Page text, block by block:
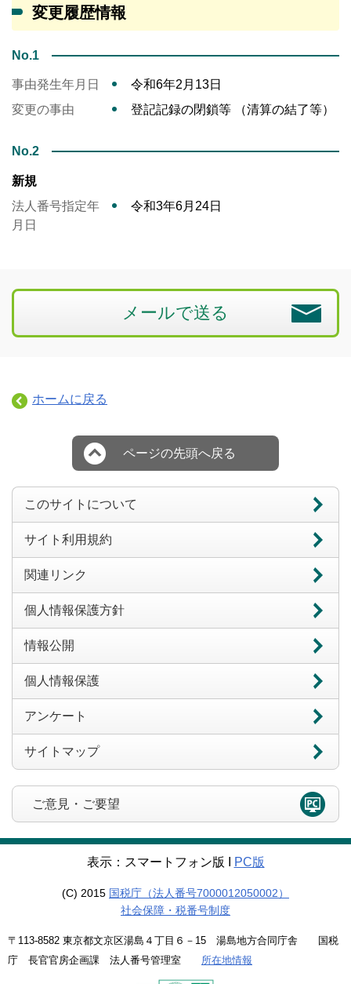
変更履歴情報
No.1
事由発生年月日
令和6年2月13日
変更の事由
登記記録の閉鎖等 （清算の結了等）
No.2
新規
法人番号指定年
月日
令和3年6月24日
メールで送る
ホームに戻る
ページの先頭へ戻る
このサイトについて
サイト利用規約
関連リンク
個人情報保護方針
情報公開
個人情報保護
アンケート
サイトマップ
ご意見・ご要望
表示：スマートフォン版 Ι PC版
(C) 2015 国税庁（法人番号7000012050002）
社会保障・税番号制度
〒113-8582 東京都文京区湯島４丁目６－15 湯島地方合同庁舎 国税
庁 長官官房企画課 法人番号管理室 所在地情報